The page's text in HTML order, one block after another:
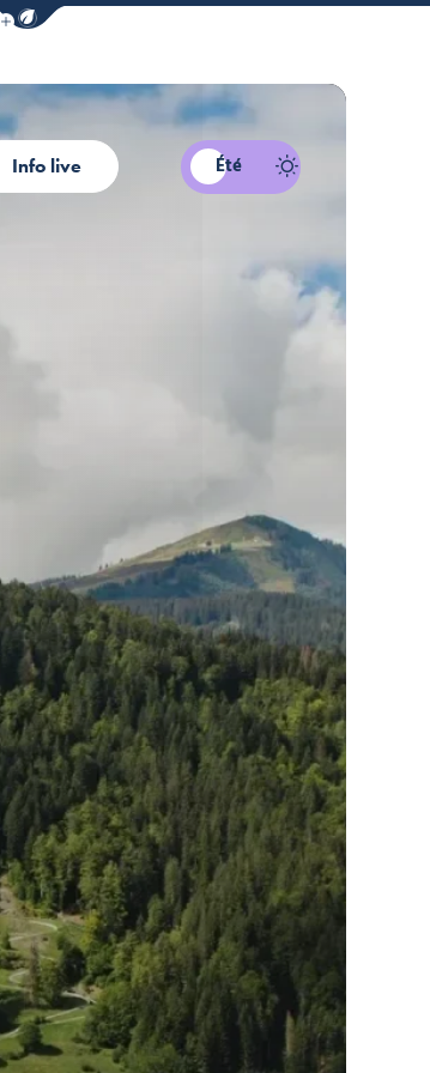
Afficher la barre de navigation du mode éco
Info live Été